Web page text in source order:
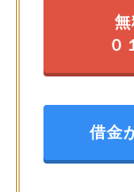
０
借金